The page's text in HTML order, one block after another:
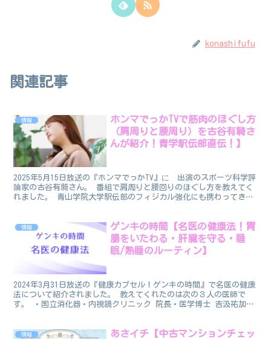
konashifufu
関連記事
情報
ホンマでっかTVで筋肉のほぐし方
（肩周りと腰周り）を古谷有騎さ
んが紹介！青学駅伝部直伝！】
2025年5月15日放送の『ホンマでっかTV』に゙出演のスポーツ科学評
論家の古谷有騎さん。 番組で肩周りと腰回りのほぐし方を教えてく
れました。 青山学院大学駅伝部のフィジカル強化にも携わってきた
情報
ゲンキの時間【名医の健康法！胃
腸をいたわる・肝臓を守る・睡
眠/熟睡のルーティン】
2024年3月31日放送の『健康カプセル！ゲンキの時間』で名医の健康
法について紹介されました。 教えてくれたのは次の３人の医師で
す。 ・国立消化器・内視鏡クリニック 院長・医学博士 吉汲祐加子
情報
あさイチ【中古マンションチェッ